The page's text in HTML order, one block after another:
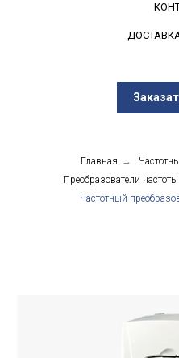
Главная →
Преобразователи
Частотный